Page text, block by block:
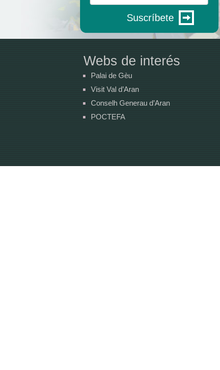
Suscríbete
Webs de interés
Palai de Gèu
Visit Val d’Aran
Conselh Generau d’Aran
POCTEFA